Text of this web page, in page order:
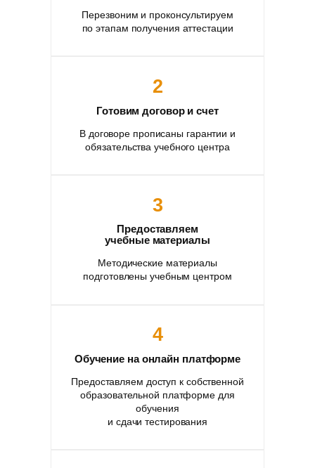
Перезвоним и проконсультируем
по этапам получения аттестации
2
Готовим договор и счет
В договоре прописаны гарантии и
обязательства учебного центра
3
Предоставляем
учебные материалы
Методические материалы
подготовлены учебным центром
4
Обучение на онлайн платформе
Предоставляем доступ к собственной
образовательной платформе для
обучения
и сдачи тестирования